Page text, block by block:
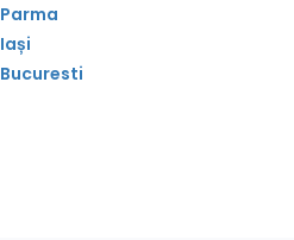
Parma
Iași
Bucuresti